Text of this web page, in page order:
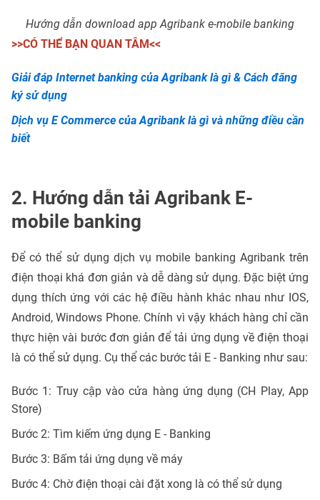
Hướng dẫn download app Agribank e-mobile banking
>>CÓ THỂ BẠN QUAN TÂM<<
Giải đáp Internet banking của Agribank là gì & Cách đăng
ký sử dụng
Dịch vụ E Commerce của Agribank là gì và những điều cần
biết
2. Hướng dẫn tải Agribank E-
mobile banking
Để có thể sử dụng dịch vụ mobile banking Agribank trên
điện thoại khá đơn giản và dễ dàng sử dụng. Đặc biệt ứng
dụng thích ứng với các hệ điều hành khác nhau như IOS,
Android, Windows Phone. Chính vì vậy khách hàng chỉ cần
thực hiện vài bước đơn giản để tải ứng dụng về điện thoại
là có thể sử dụng. Cụ thể các bước tải E - Banking như sau:
Bước 1: Truy cập vào cửa hàng ứng dụng (CH Play, App
Store)
Bước 2: Tìm kiếm ứng dụng E - Banking
Bước 3: Bấm tải ứng dụng về máy
Bước 4: Chờ điện thoại cài đặt xong là có thể sử dụng